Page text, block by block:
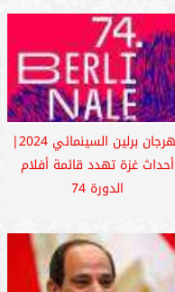
مهرجان برلين السينمائي 2024|
أحداث غزة تهدد قائمة أفلام
الدورة 74